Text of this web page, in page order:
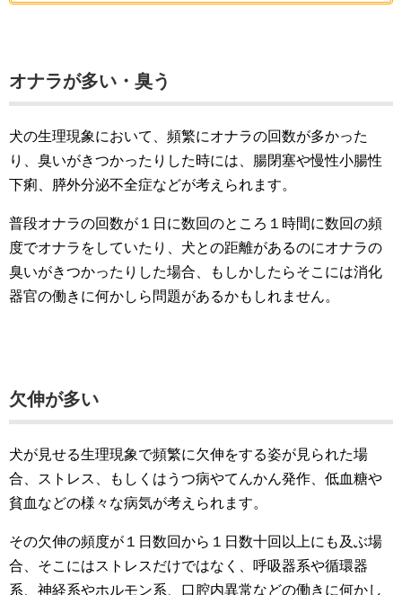
オナラが多い・臭う
犬の生理現象において、頻繁にオナラの回数が多かった
り、臭いがきつかったりした時には、腸閉塞や慢性小腸性
下痢、膵外分泌不全症などが考えられます。
普段オナラの回数が１日に数回のところ１時間に数回の頻
度でオナラをしていたり、犬との距離があるのにオナラの
臭いがきつかったりした場合、もしかしたらそこには消化
器官の働きに何かしら問題があるかもしれません。
欠伸が多い
犬が見せる生理現象で頻繁に欠伸をする姿が見られた場
合、ストレス、もしくはうつ病やてんかん発作、低血糖や
貧血などの様々な病気が考えられます。
その欠伸の頻度が１日数回から１日数十回以上にも及ぶ場
合、そこにはストレスだけではなく、呼吸器系や循環器
系、神経系やホルモン系、口腔内異常などの働きに何かし